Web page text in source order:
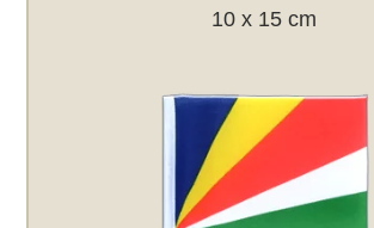
10 x 15 cm